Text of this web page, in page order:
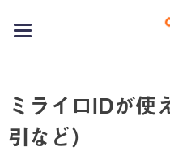
toggle
ミライロIDが使
引など）